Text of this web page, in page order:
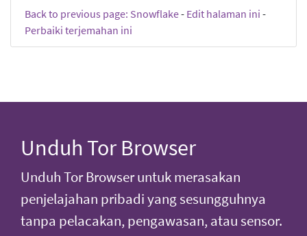
Back to previous page: Snowflake- Edit halaman ini -
Perbaiki terjemahan ini
Unduh Tor Browser
Unduh Tor Browser untuk merasakan
penjelajahan pribadi yang sesungguhnya
tanpa pelacakan, pengawasan, atau sensor.